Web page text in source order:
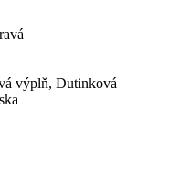
výplň, Dutinková